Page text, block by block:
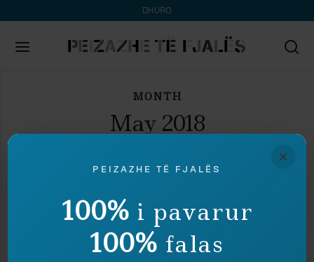
DHURO
MONTH
May 2018
×
PEIZAZHE TË FJALËS
100% i pavarur
100% falas